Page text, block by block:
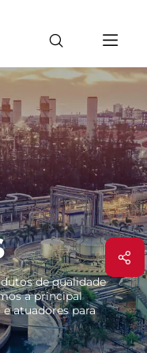
de qualidade
a principal
atuadores para